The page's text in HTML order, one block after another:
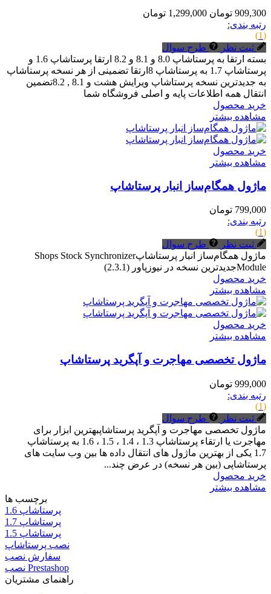
909,300 تومان
1,299,000 تومان
رتبه بندی:
(1)
ثبت نظر
طرح سوال
بسته ارتقا به پرستاشاپ 8.0 و 8.1 و 8.2 ارتقا پرستاشاپ 1.6 و
پرستاشاپ 1.7 به پرستاشاپ 8ارتقا تضمینی از هر نسخه پرستاشاپ
به جدیدترین نسخه پرستاشاپ ویرایش هشت و 8.1 , 8.2تضمین
انتقال همه اطلاعات پایه و اصلی فروشگاه شما
خرید محصول
مشاهده بیشتر
خرید محصول
مشاهده بیشتر
ماژول همگام‌ساز انبار پرستاشاپ
799,000 تومان
رتبه بندی:
(1)
ثبت نظر
طرح سوال
ماژول همگام‌ساز انبار پرستاشاپShops Stock Synchronizer
Moduleجدیدترین نسخه در نیوزپاور (2.3.1)
خرید محصول
مشاهده بیشتر
خرید محصول
مشاهده بیشتر
ماژول تخصصی مهاجرت و آپگرید پرستاشاپ
999,000 تومان
رتبه بندی:
(1)
ثبت نظر
طرح سوال
ماژول تخصصی مهاجرت و آپگرید پرستاشاپبهترین ابزار برای
مهاجرت یا ارتقاء پرستاشاپ 1.3 ، 1.4 ، 1.5 ، 1.6 به پرستاشاپ
1.7 یکی از بهترین ماژول های انتقال داده ها بین وب سایت های
پرستاشاپی (بین هر نسخه) در عرض چند...
خرید محصول
مشاهده بیشتر
برچسب ها
پرستاشاپ 1.6
پرستاشاپ 1.7
پرستاشاپ 1.5
نصب پرستاشاپ
سفارش نصب
نصب Prestashop
راهنمای مشتریان